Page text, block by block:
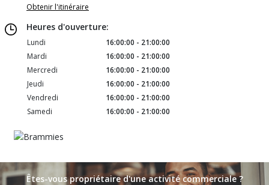
Obtenir l'itinéraire
Heures d'ouverture:
Lundi
16:00:00 - 21:00:00
Mardi
16:00:00 - 21:00:00
Mercredi
16:00:00 - 21:00:00
Jeudi
16:00:00 - 21:00:00
Vendredi
16:00:00 - 21:00:00
Samedi
16:00:00 - 21:00:00
Êtes-vous propriétaire d'une activité commerciale ?